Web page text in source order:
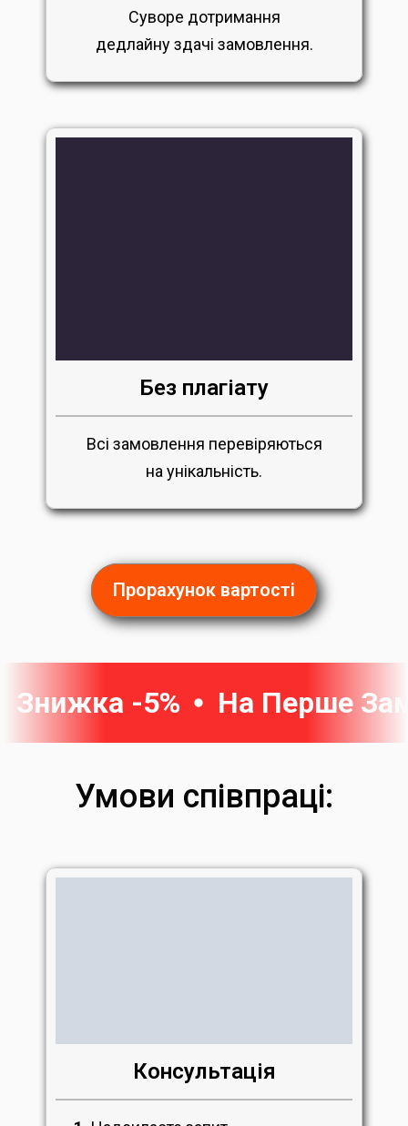
Суворе дотримання
дедлайну здачі замовлення.
Без плагіату
Всі замовлення перевіряються
на унікальність.
Прорахунок вартості
Умови співпраці:
Консультація
Знижка -5% На Перше